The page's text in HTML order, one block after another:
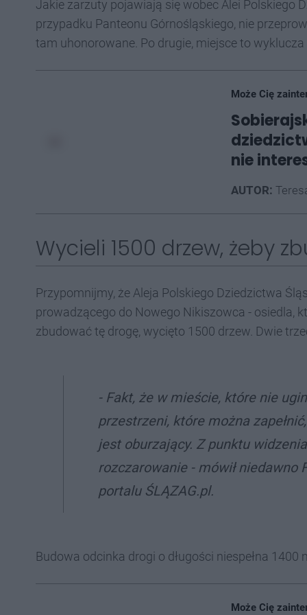
Jakie zarzuty pojawiają się wobec Alei Polskiego
przypadku Panteonu Górnośląskiego, nie
tam uhonorowane. Po drugie, miejsce to
Może Cię
nie
AUTOR:
Wycieli 1500 drzew, żeby
Przypomnijmy, że Aleja Polskiego Dziedzictwa
prowadzącego do Nowego Nikiszowca - osiedla,
zbudować tę drogę, wycięto 1500 drzew. Dwie
- Fakt, że w mieście, które nie
przestrzeni, które można
jest oburzający. Z punktu
rozczarowanie - mówił niedawno
portalu ŚLĄZAG.pl.
Budowa odcinka drogi o długości niespełna
Może Cię